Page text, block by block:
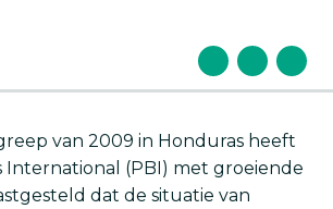
van 2009 in Honduras heeft
International (PBI) met groeiende
dat de situatie van